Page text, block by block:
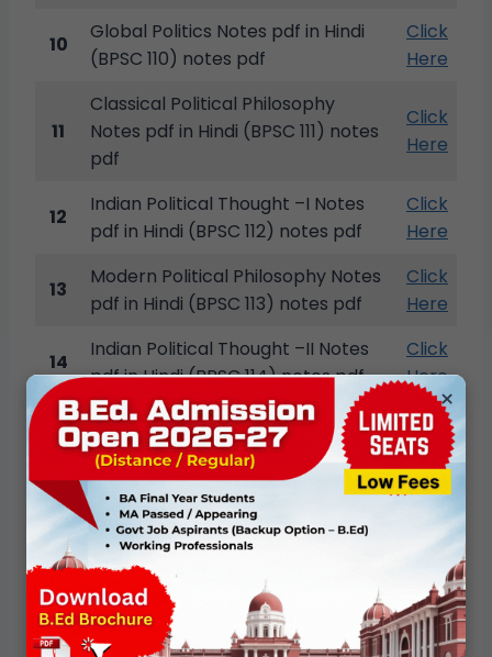
10
Global Politics Notes pdf in Hindi
(BPSC 110) notes pdf
Click
Here
11
Classical Political Philosophy
Notes pdf in Hindi (BPSC 111) notes
pdf
Click
Here
12
Indian Political Thought –I Notes
pdf in Hindi (BPSC 112) notes pdf
Click
Here
13
Modern Political Philosophy Notes
pdf in Hindi (BPSC 113) notes pdf
Click
Here
14
Indian Political Thought –II Notes
pdf in Hindi (BPSC 114) notes pdf
Click
Here
IGNOU BA राजनीतिक विज्ञान नोट्स पीडीएफ़
Author
×